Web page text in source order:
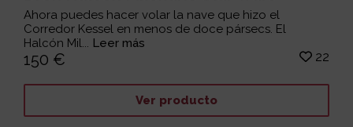
Ahora puedes hacer volar la nave que hizo el
Corredor Kessel en menos de doce pársecs. El
Halcón Mil... Leer más
150 € 22
Ver producto